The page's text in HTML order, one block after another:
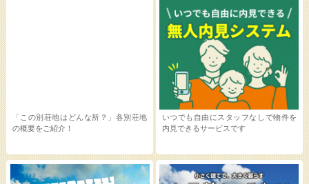
いつでも自由にスタッフなしで物件を
内見できるサービスです
「この別荘地はどんな所？」各別荘地
の概要をご紹介！